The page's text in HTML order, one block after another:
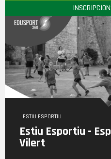
Educació i Esport
ESTIU ESPORTIU
Estiu Esportiu -
Vilert